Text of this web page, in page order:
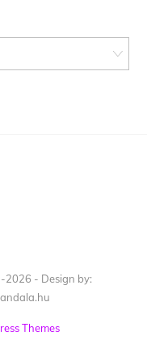
2026 - Design by:
Themes